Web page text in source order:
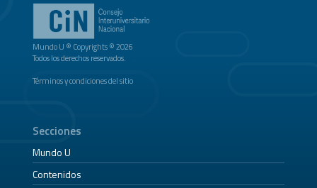
Mundo U ® Copyrights © 2026
Todos los derechos reservados.
Términos y condiciones del sitio
Secciones
Mundo U
Contenidos